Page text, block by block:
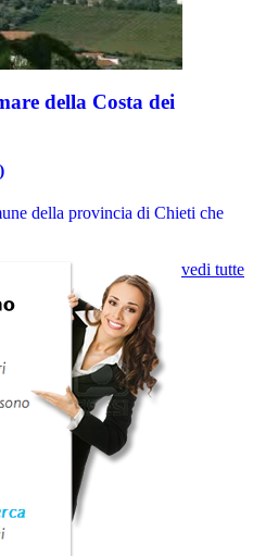
della Costa dei
della provincia di Chieti che
vedi tutte